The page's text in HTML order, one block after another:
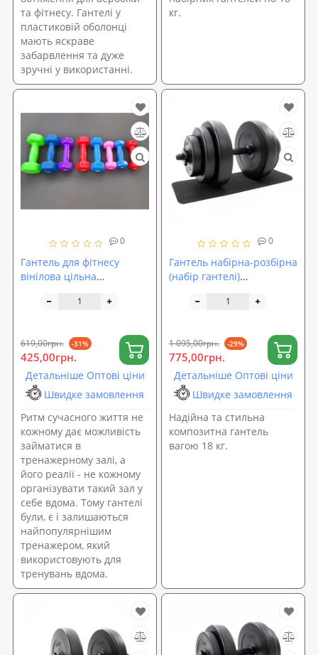
та фітнесу. Гантелі у
пластиковій оболонці
мають яскраве
забарвлення та дуже
зручні у використанні.
кг.
0
Гантель для фітнесу
вінілова цільна
2 кг (FI-0105)
619,00грн. -31%
425,00грн.
Детальніше Оптові ціни
Швидке замовлення
Ритм сучасного життя не
кожному дає можливість
займатися в
тренажерному залі, а
його реалії - не кожному
організувати такий зал у
себе вдома. Тому гантелі
були, є і залишаються
найпопулярнішим
тренажером, який
використовують для
тренувань вдома.
0
Гантель набірна-розбірна
(набір гантелі)
1шт 18 кг (OF-0149)
1 095,00грн. -29%
775,00грн.
Детальніше Оптові ціни
Швидке замовлення
Надійна та стильна
композитна гантель
вагою 18 кг.